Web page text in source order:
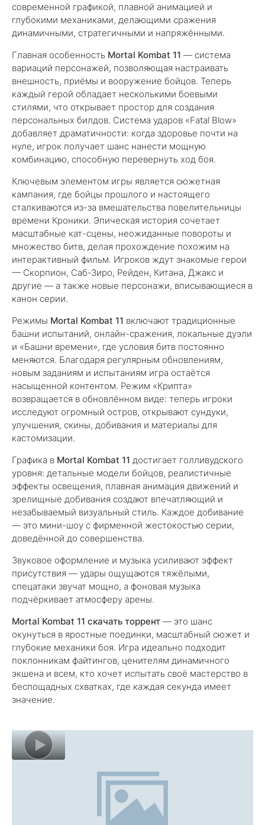
современной графикой, плавной анимацией и
глубокими механиками, делающими сражения
динамичными, стратегичными и напряжёнными.
Главная особенность Mortal Kombat 11 — система
вариаций персонажей, позволяющая настраивать
внешность, приёмы и вооружение бойцов. Теперь
каждый герой обладает несколькими боевыми
стилями, что открывает простор для создания
персональных билдов. Система ударов «Fatal Blow»
добавляет драматичности: когда здоровье почти на
нуле, игрок получает шанс нанести мощную
комбинацию, способную перевернуть ход боя.
Ключевым элементом игры является сюжетная
кампания, где бойцы прошлого и настоящего
сталкиваются из-за вмешательства повелительницы
времени Кроники. Эпическая история сочетает
масштабные кат-сцены, неожиданные повороты и
множество битв, делая прохождение похожим на
интерактивный фильм. Игроков ждут знакомые герои
— Скорпион, Саб-Зиро, Рейден, Китана, Джакс и
другие — а также новые персонажи, вписывающиеся в
канон серии.
Режимы Mortal Kombat 11 включают традиционные
башни испытаний, онлайн-сражения, локальные дуэли
и «Башни времени», где условия битв постоянно
меняются. Благодаря регулярным обновлениям,
новым заданиям и испытаниям игра остаётся
насыщенной контентом. Режим «Крипта»
возвращается в обновлённом виде: теперь игроки
исследуют огромный остров, открывают сундуки,
улучшения, скины, добивания и материалы для
кастомизации.
Графика в Mortal Kombat 11 достигает голливудского
уровня: детальные модели бойцов, реалистичные
эффекты освещения, плавная анимация движений и
зрелищные добивания создают впечатляющий и
незабываемый визуальный стиль. Каждое добивание
— это мини-шоу с фирменной жестокостью серии,
доведённой до совершенства.
Звуковое оформление и музыка усиливают эффект
присутствия — удары ощущаются тяжёлыми,
спецатаки звучат мощно, а фоновая музыка
подчёркивает атмосферу арены.
Mortal Kombat 11 скачать торрент — это шанс
окунуться в яростные поединки, масштабный сюжет и
глубокие механики боя. Игра идеально подходит
поклонникам файтингов, ценителям динамичного
экшена и всем, кто хочет испытать своё мастерство в
беспощадных схватках, где каждая секунда имеет
значение.